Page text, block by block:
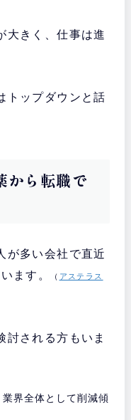
大きく、仕事は進
トップダウンと話
から転職で
が多い会社で直近
ます。
（ アステラス
討される方もいま
界全体として削減傾